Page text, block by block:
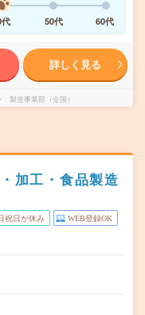
50代 60代
詳しく見る
製造事業部（全国）
加工・食品製造
祝日が休み WEB登録OK